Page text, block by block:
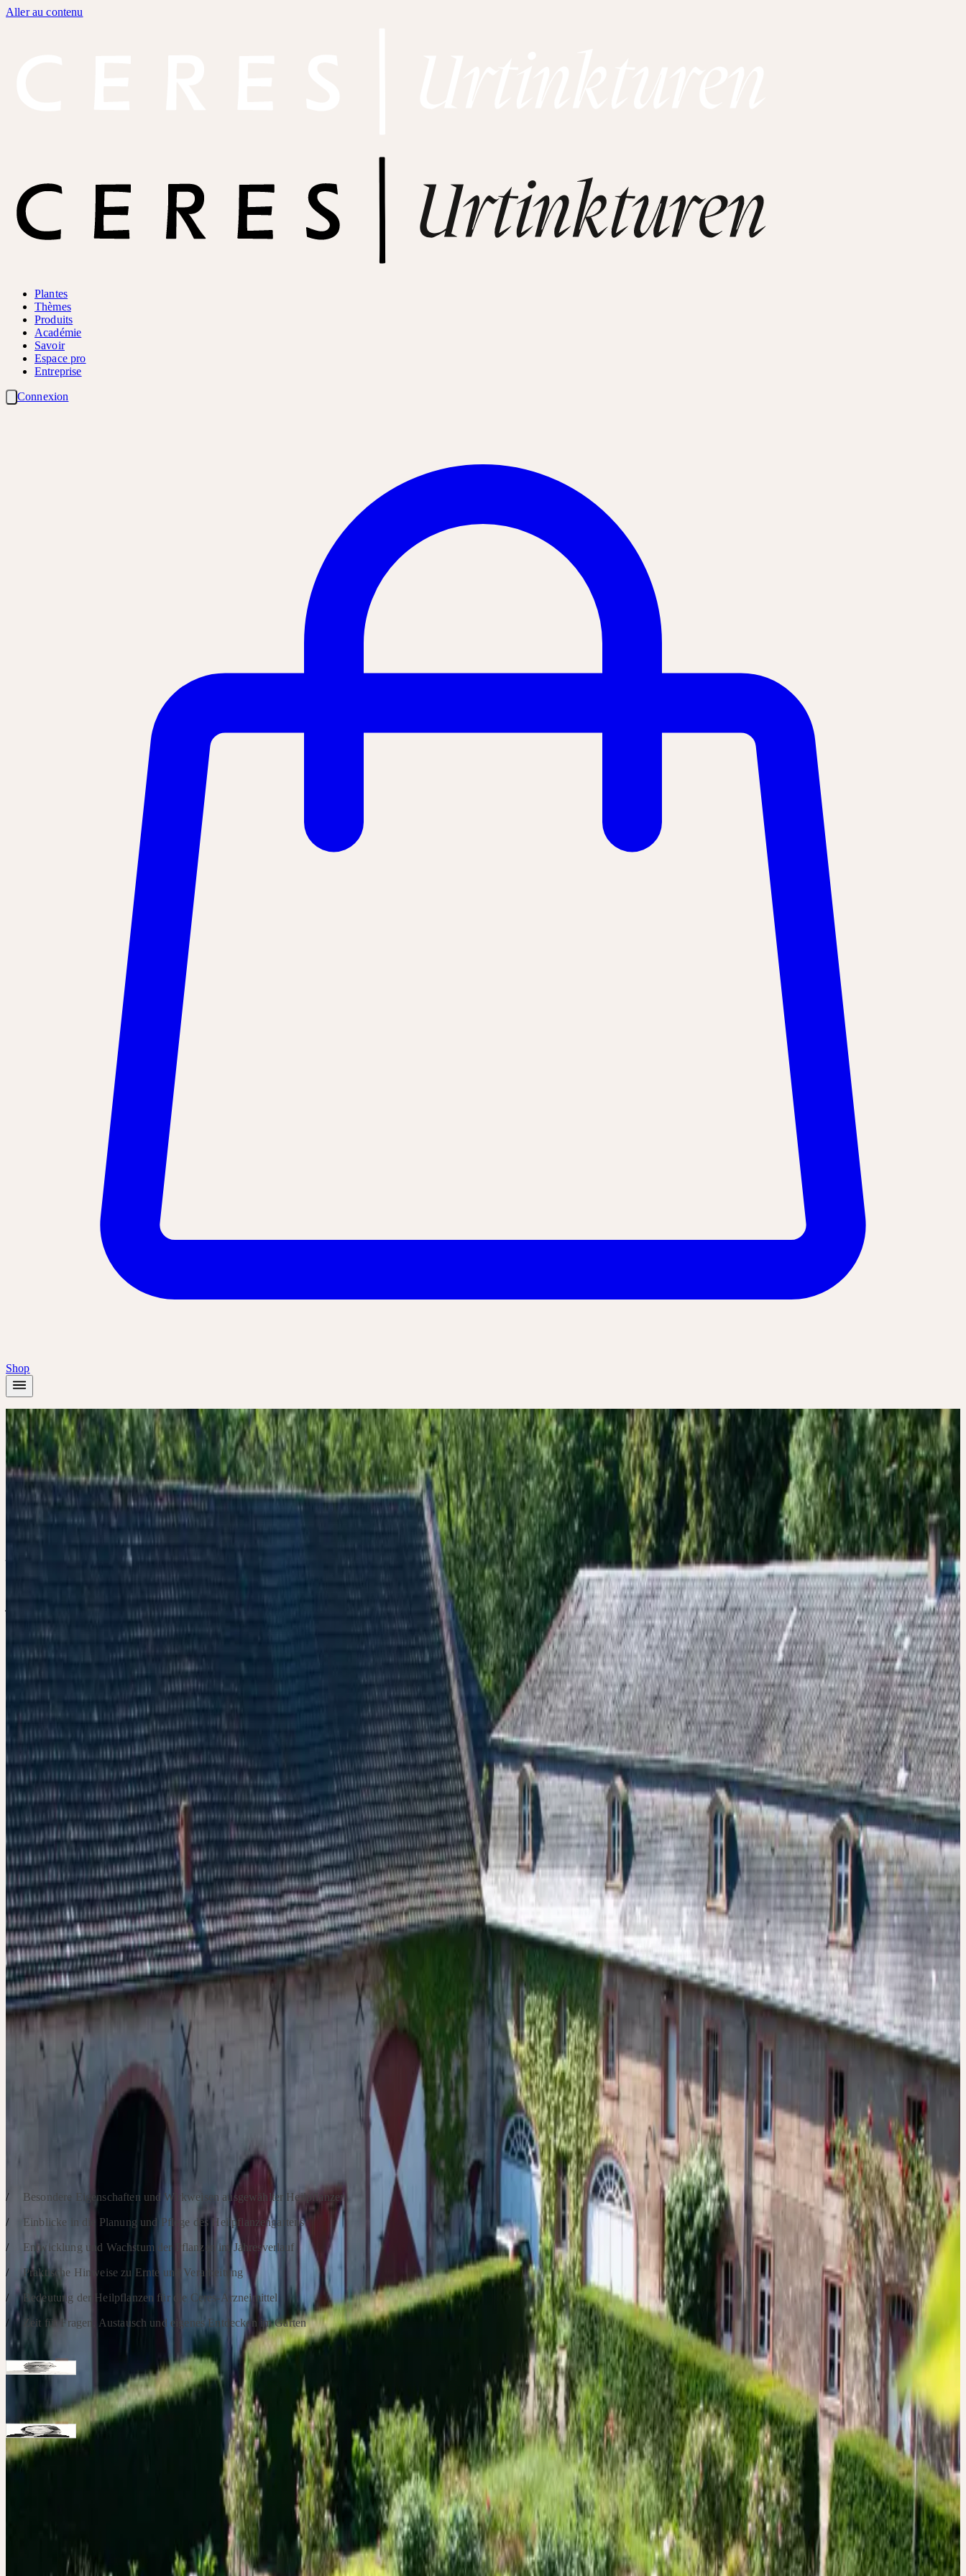
Aller au contenu
Plantes
Thèmes
Produits
Académie
Savoir
Espace pro
Entreprise
Connexion
Shop
Accueil
Académie
Führung: Ceres Heilpflanzengarten - Entdecken und Erleben
Présentiel Introduction🇩🇪 DE Tous Deutsch
Führung: Ceres Heilpflanzengarten -
Entdecken und Erleben
samedi, 10 octobre 2026
Schloss Türnich, 50169 Kerpen
10
Présentiel Introduction🇩🇪 DE TousDeutsch
FÜHRUNG: CERES
HEILPFLANZENGARTEN - ENTDECKEN
UND ERLEBEN
Erleben Sie unseren Heilpflanzengarten aus nächster Nähe: Georg Breuer,
erfahrener Ceres-Heilpflanzengärtner, Heilpraktiker und Apotheker, sowie
Miriam Moser, Ceres-Fachredakteurin und Heilpflanzengärtnerin, führen Sie
persönlich durch den Ceres Heilpflanzengarten. Bei dieser Führung erfahren Sie
alles rund um die Heilpflanzen – von der sorgfältigen Gartenplanung über das
Wachstum und die einzigartigen Eigenschaften bis hin zu den
Erntemöglichkeiten. Im Anschluss ist der Garten weiterhin für Sie geöffnet. Sie
haben die Gelegenheit, die Pflanzen in Ruhe zu betrachten, ins Gespräch zu
kommen und Ihre Fragen zu stellen.
SCHWERPUNKTE
Besondere Eigenschaften und Wirkweisen ausgewählter Heilpflanzen
Einblicke in die Planung und Pflege des Heilpflanzengartens
Entwicklung und Wachstum der Pflanzen im Jahresverlauf
Praktische Hinweise zu Ernte und Verarbeitung
Bedeutung der Heilpflanzen für die Ceres-Arzneimittel
Zeit für Fragen, Austausch und eigenes Entdecken im Garten
Intervenants
Apotheker, HeilpraktikerGeorg Breuer
Schwerpunkte: Organisation Kongresse und Arbeitskreise für Ceres, Heilpflanzengarten Schloss Türnich
Redakteurin, Fachfrau für Öffentlichkeitsarbeit, HeilpflanzengärtnerinMiriam Moser
Schwerpunkte: Redaktion, Öffentlichkeitsarbeit
Die Teilnahme an Exkursionen oder Gartenbesichtigungen findet auf eigenes Risiko statt. Eine Haftung durch die Ceres Heilmittel GmbH wird nicht übernommen.